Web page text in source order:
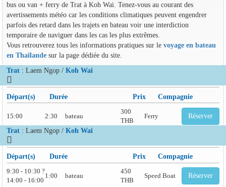
bus ou van + ferry de Trat à Koh Wai. Tenez-vous au courant des
avertissements météo car les conditions climatiques peuvent engendrer
parfois des retard dans les trajets en bateau voir une interdiction
temporaire de naviguer dans les cas les plus extrêmes.
Vous retrouverez tous les informations pratiques sur le voyage en bateau
en Thaïlandesur la page dédiée du site.
Trat: Laem Ngop / Koh Wai
Départ(s) Durée Prix Compagnie
15:00 2:30 bateau
300
THB
Ferry Réserver
Trat: Laem Ngop / Koh Wai
Départ(s) Durée Prix Compagnie
9:30 - 10:30 ?
14:00 - 16:00
1:00 bateau
450
THB
Speed Boat Réserver